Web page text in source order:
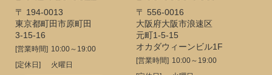
〒 194-0013
東京都町田市原町田
3-15-16
[営業時間] 10:00～19:00
[定休日]
火曜日
〒 556-0016
大阪府大阪市浪速区
元町1-5-15
オカダウィーンビル1F
[営業時間] 10:00～19:00